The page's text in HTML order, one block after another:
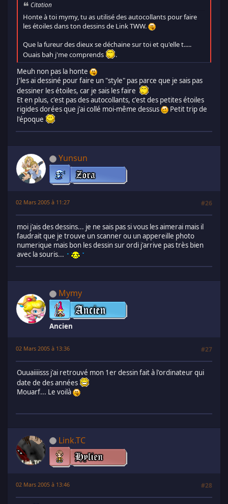
Citation
Honte à toi mymy, tu as utilisé des autocollants pour faire
les étoiles dans ton dessins de Link TWW.
Que la fureur des dieux se déchaine sur toi et qu'elle t.....
Ouais bah j'me comprends
.
Meuh non pas la honte
J'les ai dessiné pour faire un "style" pas parce que je sais pas
dessiner les étoiles, car je sais les faire
Et en plus, c'est pas des autocollants, c'est des petites étoiles
rigides dorées que j'ai collé moi-même dessus
Petit trip de
l'époque
Yunsun
02 Mars 2005 à 11:27 #26
moi j'ais des dessins... je ne sais pas si vous les aimerai mais il
faudrait que je trouve un scanner ou un appereille photo
numerique mais bon les dessin sur ordi j'arrive pas très bien
avec la souris...
Mymy
Ancien
02 Mars 2005 à 13:36 #27
Ouuaiiiisss j'ai retrouvé mon 1er dessin fait à l'ordinateur qui
date de des années
Mouarf... Le voilà
Link.TC
02 Mars 2005 à 13:46 #28